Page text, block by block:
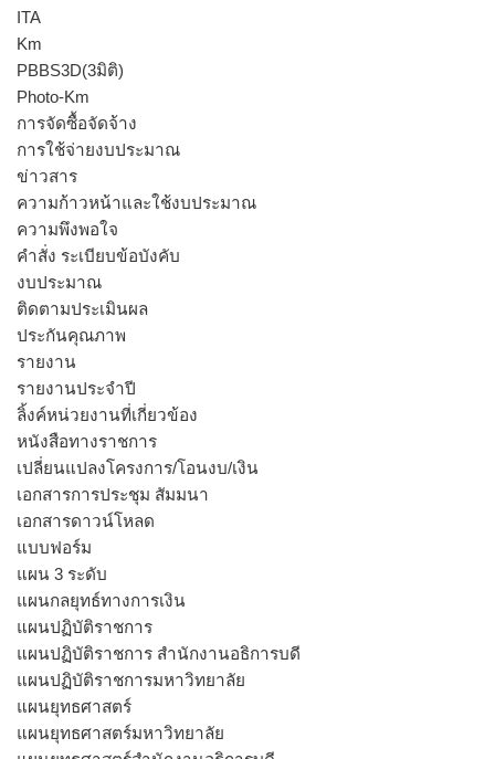
ITA
Km
PBBS3D(3มิติ)
Photo-Km
การจัดซื้อจัดจ้าง
การใช้จ่ายงบประมาณ
ข่าวสาร
ความก้าวหน้าและใช้งบประมาณ
ความพึงพอใจ
คำสั่ง ระเบียบข้อบังคับ
งบประมาณ
ติดตามประเมินผล
ประกันคุณภาพ
รายงาน
รายงานประจำปี
ลิ้งค์หน่วยงานที่เกี่ยวข้อง
หนังสือทางราชการ
เปลี่ยนแปลงโครงการ/โอนงบ/เงิน
เอกสารการประชุม สัมมนา
เอกสารดาวน์โหลด
แบบฟอร์ม
แผน 3 ระดับ
แผนกลยุทธ์ทางการเงิน
แผนปฏิบัติราชการ
แผนปฏิบัติราชการ สำนักงานอธิการบดี
แผนปฏิบัติราชการมหาวิทยาลัย
แผนยุทธศาสตร์
แผนยุทธศาสตร์มหาวิทยาลัย